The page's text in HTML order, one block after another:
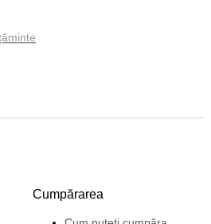
Cumpărarea